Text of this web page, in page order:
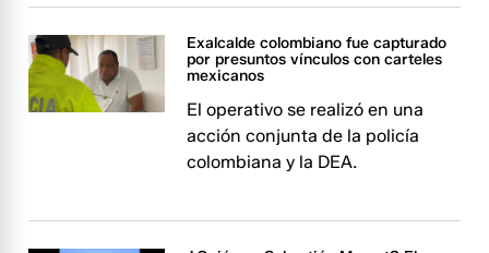
Exalcalde colombiano fue capturado
por presuntos vínculos con carteles
mexicanos
El operativo se realizó en una
acción conjunta de la policía
colombiana y la DEA.